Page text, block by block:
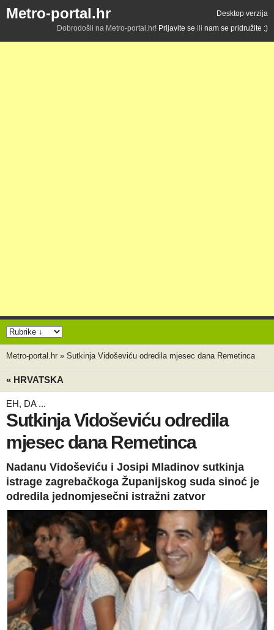
Metro-portal.hr
Desktop verzija
Dobrodošli na Metro-portal.hr! Prijavite se ili nam se pridružite :)
Metro-portal.hr » Sutkinja Vidoševiću odredila mjesec dana Remetinca
« HRVATSKA
EH, DA ...
Sutkinja Vidoševiću odredila
mjesec dana Remetinca
Nadanu Vidoševiću i Josipi Mladinov sutkinja
istrage zagrebačkoga Županijskog suda sinoć je
odredila jednomjesečni istražni zatvor